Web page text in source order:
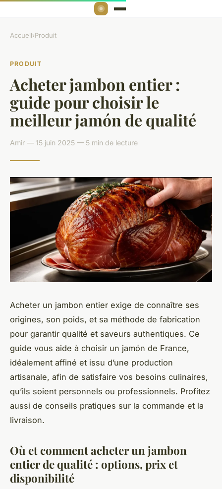
Accueil›Produit
PRODUIT
Acheter jambon entier :
guide pour choisir le
meilleur jamón de qualité
Amir — 15 juin 2025 — 5 min de lecture
Acheter un jambon entier exige de connaître ses
origines, son poids, et sa méthode de fabrication
pour garantir qualité et saveurs authentiques. Ce
guide vous aide à choisir un jamón de France,
idéalement affiné et issu d’une production
artisanale, afin de satisfaire vos besoins culinaires,
qu’ils soient personnels ou professionnels. Profitez
aussi de conseils pratiques sur la commande et la
livraison.
Où et comment acheter un jambon
entier de qualité : options, prix et
disponibilité